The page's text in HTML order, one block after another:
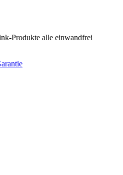
Produkte alle einwandfrei